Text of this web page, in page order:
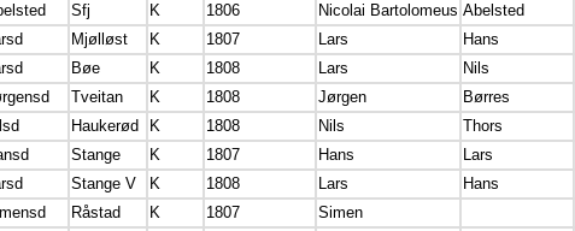
Sfj K 1806 Nicolai Bartolomeus Abelsted
Mjølløst K 1807 Lars
Hans
Bøe K 1808 Lars
Nils
Tveitan K 1808 Jørgen
Børres
Haukerød K 1808 Nils
Thors
Stange K 1807 Hans
Lars
Stange V K 1808 Lars
Hans
Råstad K 1807 Simen